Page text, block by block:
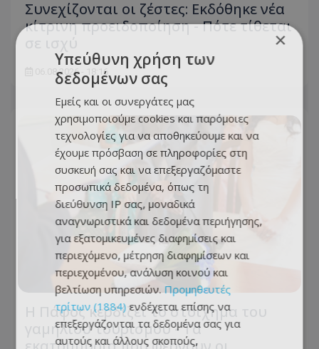
Συνεχίζονται οι ζέστες: Εκδόθηκε νέα
κίτρινη προειδοποίηση - Πότε τίθεται
06.08.2026 - 18:16
Η Πάφος κερδίζει το στοίχημα του
γαμήλιου τουρισμού - Τα
×
Υπεύθυνη χρήση των
δεδομένων σας
Εμείς και οι συνεργάτες μας
χρησιμοποιούμε cookies και παρόμοιες
τεχνολογίες για να αποθηκεύουμε και να
έχουμε πρόσβαση σε πληροφορίες στη
συσκευή σας και να επεξεργαζόμαστε
προσωπικά δεδομένα, όπως τη
διεύθυνση IP σας, μοναδικά
αναγνωριστικά και δεδομένα περιήγησης,
για εξατομικευμένες διαφημίσεις και
περιεχόμενο, μέτρηση διαφημίσεων και
περιεχομένου, ανάλυση κοινού και
βελτίωση υπηρεσιών.Προμηθευτές
τρίτων (1884) ενδέχεται επίσης να
επεξεργάζονται τα δεδομένα σας για
αυτούς και άλλους σκοπούς,